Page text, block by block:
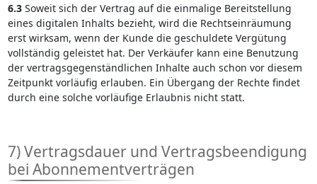
6.3Soweit sich der Vertrag auf die einmalige Bereitstellung
eines digitalen Inhalts bezieht, wird die Rechtseinräumung
erst wirksam, wenn der Kunde die geschuldete Vergütung
vollständig geleistet hat. Der Verkäufer kann eine Benutzung
der vertragsgegenständlichen Inhalte auch schon vor diesem
Zeitpunkt vorläufig erlauben. Ein Übergang der Rechte findet
durch eine solche vorläufige Erlaubnis nicht statt.
7) Vertragsdauer und Vertragsbeendigung
bei Abonnementverträgen